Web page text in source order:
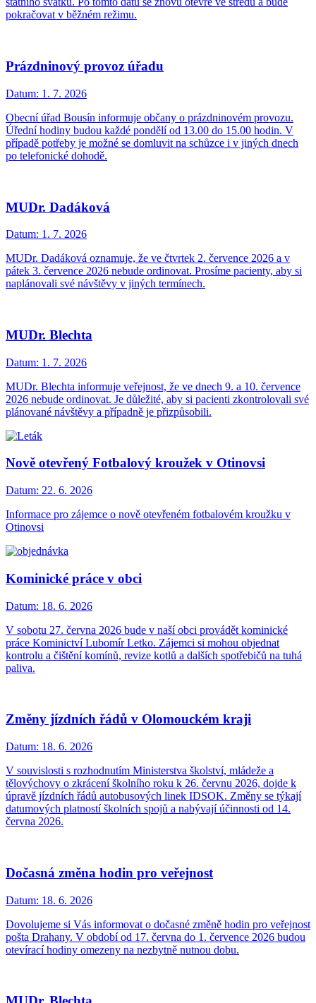
pokračovat v běžném režimu.
Prázdninový provoz úřadu
Datum: 1. 7. 2026
Obecní úřad Bousín informuje občany o prázdninovém provozu.
Úřední hodiny budou každé pondělí od 13.00 do 15.00 hodin. V
případě potřeby je možné se domluvit na schůzce i v jiných dnech
po telefonické dohodě.
MUDr. Dadáková
Datum: 1. 7. 2026
MUDr. Dadáková oznamuje, že ve čtvrtek 2. července 2026 a v
pátek 3. července 2026 nebude ordinovat. Prosíme pacienty, aby si
naplánovali své návštěvy v jiných termínech.
MUDr. Blechta
Datum: 1. 7. 2026
MUDr. Blechta informuje veřejnost, že ve dnech 9. a 10. července
2026 nebude ordinovat. Je důležité, aby si pacienti zkontrolovali své
plánované návštěvy a případně je přizpůsobili.
Nově otevřený Fotbalový kroužek v Otinovsi
Datum: 22. 6. 2026
Informace pro zájemce o nově otevřeném fotbalovém kroužku v
Otinovsi
Kominické práce v obci
Datum: 18. 6. 2026
V sobotu 27. června 2026 bude v naší obci provádět kominické
práce Kominictví Lubomír Letko. Zájemci si mohou objednat
kontrolu a čištění komínů, revize kotlů a dalších spotřebičů na tuhá
paliva.
Změny jízdních řádů v Olomouckém kraji
Datum: 18. 6. 2026
V souvislosti s rozhodnutím Ministerstva školství, mládeže a
tělovýchovy o zkrácení školního roku k 26. červnu 2026, dojde k
úpravě jízdních řádů autobusových linek IDSOK. Změny se týkají
datumových platností školních spojů a nabývají účinnosti od 14.
června 2026.
Dočasná změna hodin pro veřejnost
Datum: 18. 6. 2026
Dovolujeme si Vás informovat o dočasné změně hodin pro veřejnost
pošta Drahany. V období od 17. června do 1. července 2026 budou
otevírací hodiny omezeny na nezbytně nutnou dobu.